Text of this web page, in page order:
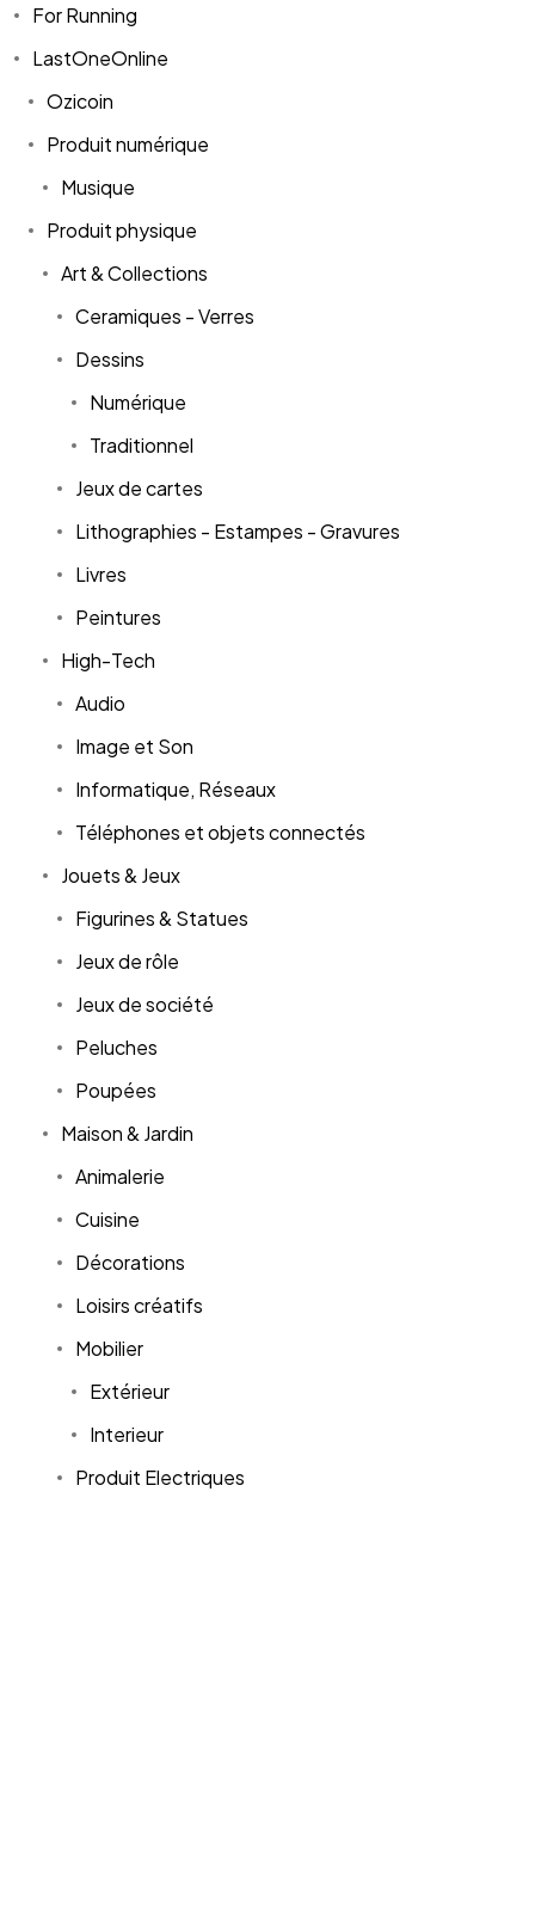
For Running
LastOneOnline
Ozicoin
Produit numérique
Musique
Produit physique
Art & Collections
Ceramiques - Verres
Dessins
Numérique
Traditionnel
Jeux de cartes
Lithographies - Estampes - Gravures
Livres
Peintures
High-Tech
Audio
Image et Son
Informatique, Réseaux
Téléphones et objets connectés
Jouets & Jeux
Figurines & Statues
Jeux de rôle
Jeux de société
Peluches
Poupées
Maison & Jardin
Animalerie
Cuisine
Décorations
Loisirs créatifs
Mobilier
Extérieur
Interieur
Produit Electriques